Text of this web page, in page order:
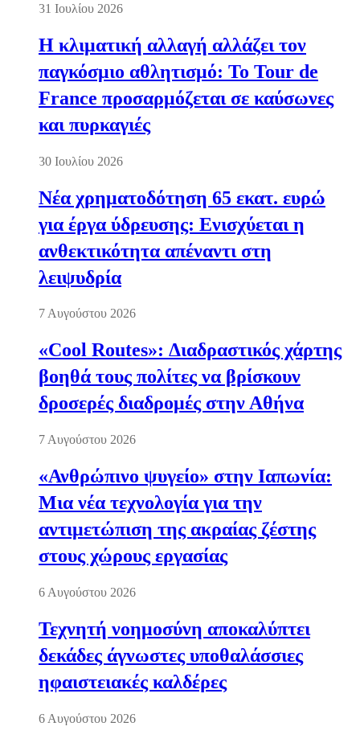
31 Ιουλίου 2026
Η κλιματική αλλαγή αλλάζει τον
παγκόσμιο αθλητισμό: Το Tour de
France προσαρμόζεται σε καύσωνες
και πυρκαγιές
30 Ιουλίου 2026
Νέα χρηματοδότηση 65 εκατ. ευρώ
για έργα ύδρευσης: Ενισχύεται η
ανθεκτικότητα απέναντι στη
λειψυδρία
7 Αυγούστου 2026
«Cool Routes»: Διαδραστικός χάρτης
βοηθά τους πολίτες να βρίσκουν
δροσερές διαδρομές στην Αθήνα
7 Αυγούστου 2026
«Ανθρώπινο ψυγείο» στην Ιαπωνία:
Μια νέα τεχνολογία για την
αντιμετώπιση της ακραίας ζέστης
στους χώρους εργασίας
6 Αυγούστου 2026
Τεχνητή νοημοσύνη αποκαλύπτει
δεκάδες άγνωστες υποθαλάσσιες
ηφαιστειακές καλδέρες
6 Αυγούστου 2026